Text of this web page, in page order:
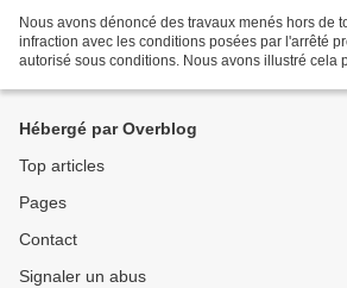
Nous avons dénoncé des travaux menés hors de
infraction avec les conditions posées par l'arrêté
autorisé sous conditions. Nous avons illustré cela
Hébergé par Overblog
Top articles
Pages
Contact
Signaler un abus